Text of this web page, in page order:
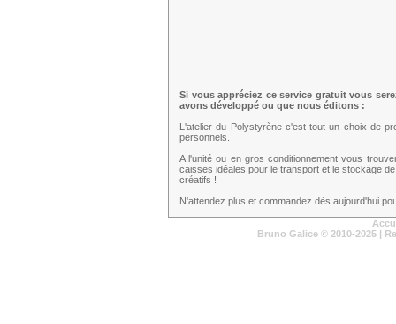
Si vous appréciez ce service gratuit vous
avons développé ou que nous éditons :
L'atelier du Polystyrène c'est tout un choix de
personnels.
A l'unité ou en gros conditionnement vous
caisses idéales pour le transport et le stockage
créatifs !
N'attendez plus et commandez dès aujourd'hui
Bruno Galice © 2010-2025 |